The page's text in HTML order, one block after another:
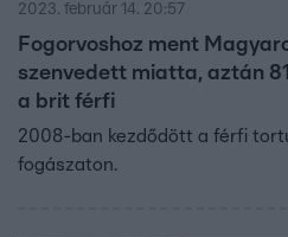
2023. február 14. 20:57
Fogorvoshoz ment
szenvedett miatta, aztán
a brit férfi
2008-ban kezdődött a férfi
fogászaton.